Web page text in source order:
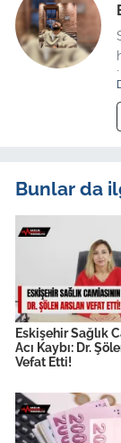
Bunlar da
Eskişehir Sağlık
Acı Kaybı: Dr.
Vefat Etti!